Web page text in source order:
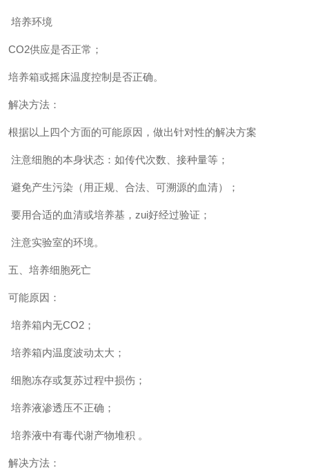
培养环境
CO2供应是否正常；
培养箱或摇床温度控制是否正确。
解决方法：
根据以上四个方面的可能原因，做出针对性的解决方案
注意细胞的本身状态：如传代次数、接种量等；
避免产生污染（用正规、合法、可溯源的血清）；
要用合适的血清或培养基， zui好经过验证；
注意实验室的环境。
五、培养细胞死亡
可能原因：
培养箱内无CO2；
培养箱内温度波动太大；
细胞冻存或复苏过程中损伤；
培养液渗透压不正确；
培养液中有毒代谢产物堆积 。
解决方法：